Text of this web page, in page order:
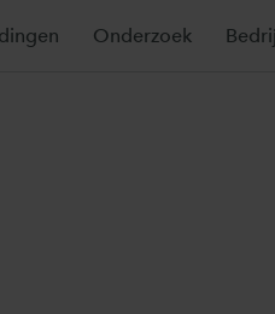
Onderzoek